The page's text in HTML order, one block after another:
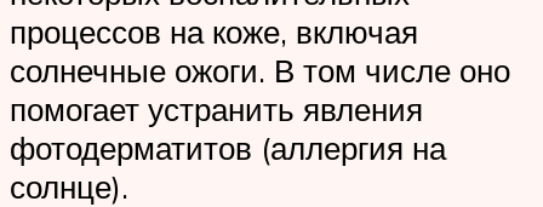
процессов на коже, включая
солнечные ожоги. В том числе оно
помогает устранить явления
фотодерматитов (аллергия на
солнце).